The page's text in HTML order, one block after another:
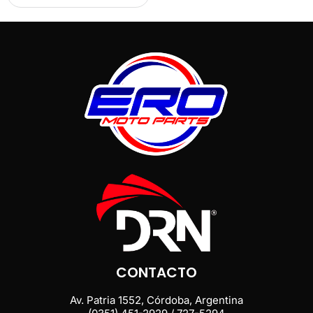
CONTACTO
Av. Patria 1552, Córdoba, Argentina